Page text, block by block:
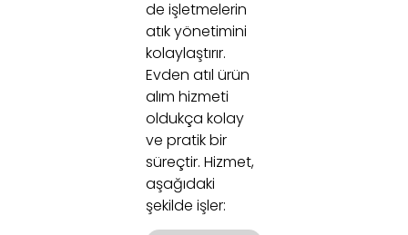
de işletmelerin
atık yönetimini
kolaylaştırır.
Evden atıl ürün
alım hizmeti
oldukça kolay
ve pratik bir
süreçtir. Hizmet,
aşağıdaki
şekilde işler: